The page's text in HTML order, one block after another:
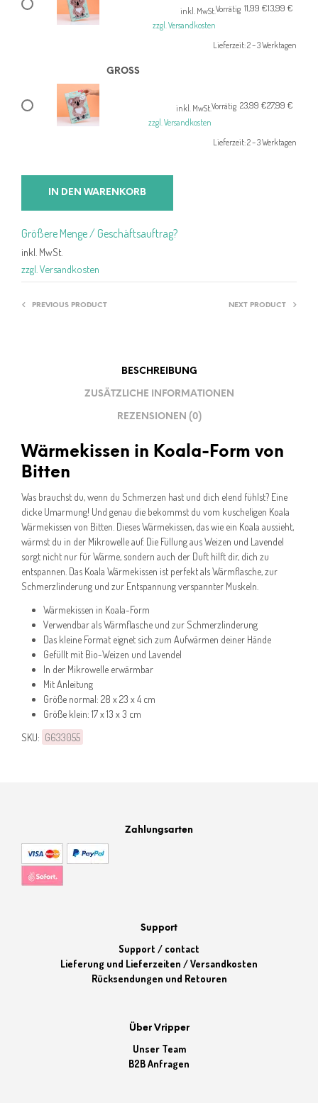
13,99 €
Ursprünglicher
13,99 €
11,99 €
Aktueller
11,99 €.
Vorrätig
inkl. MwSt.
zzgl. Versandkosten
Lieferzeit:2 – 3 Werktagen
GROSS
27,99 €
Ursprünglicher
27,99 €
23,99 €
Aktueller
23,99 €.
Vorrätig
inkl. MwSt.
zzgl. Versandkosten
Lieferzeit:2 – 3 Werktagen
IN DEN WARENKORB
Größere Menge / Geschäftsauftrag?
inkl. MwSt.
zzgl. Versandkosten
PREVIOUS PRODUCT NEXT PRODUCT
BESCHREIBUNG
ZUSÄTZLICHE INFORMATIONEN
REZENSIONEN (0)
Wärmekissen in Koala-Form von
Bitten
Was brauchst du, wenn du Schmerzen hast und dich elend fühlst? Eine
dicke Umarmung! Und genau die bekommst du vom kuscheligen Koala
Wärmekissen von Bitten. Dieses Wärmekissen, das wie ein Koala aussieht,
wärmst du in der Mikrowelle auf. Die Füllung aus Weizen und Lavendel
sorgt nicht nur für Wärme, sondern auch der Duft hilft dir, dich zu
entspannen. Das Koala Wärmekissen ist perfekt als Wärmflasche, zur
Schmerzlinderung und zur Entspannung verspannter Muskeln.
Wärmekissen in Koala-Form
Verwendbar als Wärmflasche und zur Schmerzlinderung
Das kleine Format eignet sich zum Aufwärmen deiner Hände
Gefüllt mit Bio-Weizen und Lavendel
In der Mikrowelle erwärmbar
Mit Anleitung
Größe normal: 28 x 23 x 4 cm
Größe klein: 17 x 13 x 3 cm
SKU: G633055
Zahlungsarten
Support
Support / contact
Lieferung und Lieferzeiten / Versandkosten
Rücksendungen und Retouren
Über Vripper
Unser Team
B2B Anfragen